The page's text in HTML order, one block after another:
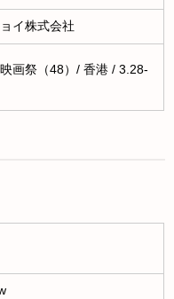
イ株式会社
画祭（48）/ 香港 / 3.28-